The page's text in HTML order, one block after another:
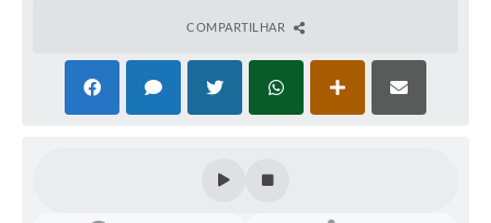
COMPARTILHAR